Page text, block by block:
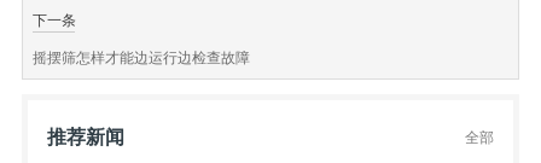
下一条
摇摆筛怎样才能边运行边检查故障
推荐新闻 全部